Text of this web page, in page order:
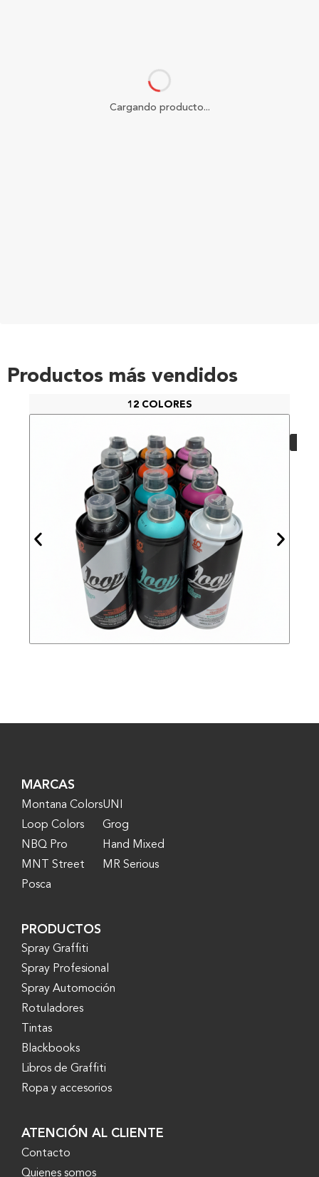
Cargando producto...
Productos más vendidos
12 COLORES
MARCAS
Montana Colors
Loop Colors
NBQ Pro
MNT Street
Posca
UNI
Grog
Hand Mixed
MR Serious
PRODUCTOS
Spray Graffiti
Spray Profesional
Spray Automoción
Rotuladores
Tintas
Blackbooks
Libros de Graffiti
Ropa y accesorios
ATENCIÓN AL CLIENTE
Contacto
Quienes somos